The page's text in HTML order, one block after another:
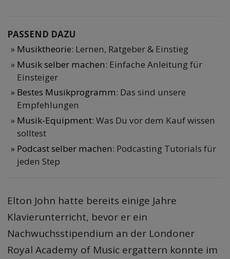
PASSEND DAZU
Musiktheorie: Lernen, Ratgeber & Einstieg
Musik selber machen: Einfache Anleitung für
Einsteiger
Bestes Musikprogramm: Das sind unsere
Empfehlungen
Musik-Equipment: Was Du vor dem Kauf wissen
solltest
Podcast selber machen: Podcasting Tutorials für
jeden Step
Elton John hatte bereits einige Jahre
Klavierunterricht, bevor er ein
Nachwuchsstipendium an der Londoner
Royal Academy of Music ergattern konnte im